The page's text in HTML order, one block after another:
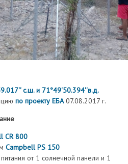
с.ш. и 71°49'50.394''в.д.
по проекту ЕБА07.08.2017 г.
CR 800
Campbell PS 150
от 1 солнечной панели и 1